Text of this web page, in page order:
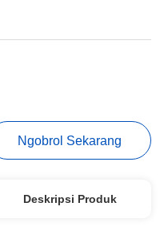
Ngobrol Sekarang
Deskripsi Produk